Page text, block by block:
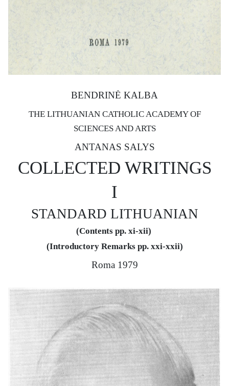
BENDRINĖ KALBA
THE LITHUANIAN CATHOLIC ACADEMY OF
SCIENCES AND ARTS
ANTANAS SALYS
COLLECTED WRITINGS
I
STANDARD LITHUANIAN
(Contents pp. xi-xii)
(Introductory Remarks pp. xxi-xxii)
Roma 1979